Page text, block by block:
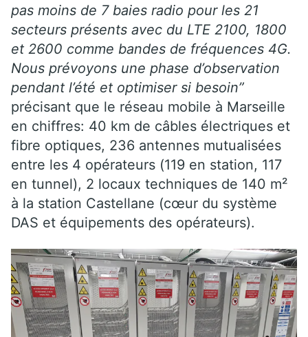
pas moins de 7 baies radio pour les 21
secteurs présents avec du LTE 2100, 1800
et 2600 comme bandes de fréquences 4G.
Nous prévoyons une phase d’observation
pendant l’été et optimiser si besoin”
précisant que le réseau mobile à Marseille
en chiffres: 40 km de câbles électriques et
fibre optiques, 236 antennes mutualisées
entre les 4 opérateurs (119 en station, 117
en tunnel), 2 locaux techniques de 140 m²
à la station Castellane (cœur du système
DAS et équipements des opérateurs).